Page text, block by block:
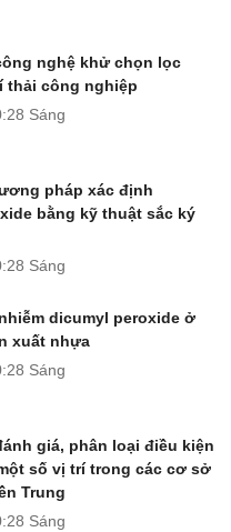
nghệ khử chọn lọc
thải công nghiệp
Sáng
pháp xác định
bằng kỹ thuật sắc ký
Sáng
dicumyl peroxide ở
xuất nhựa
Sáng
giá, phân loại điều kiện
số vị trí trong các cơ sở
Trung
Sáng